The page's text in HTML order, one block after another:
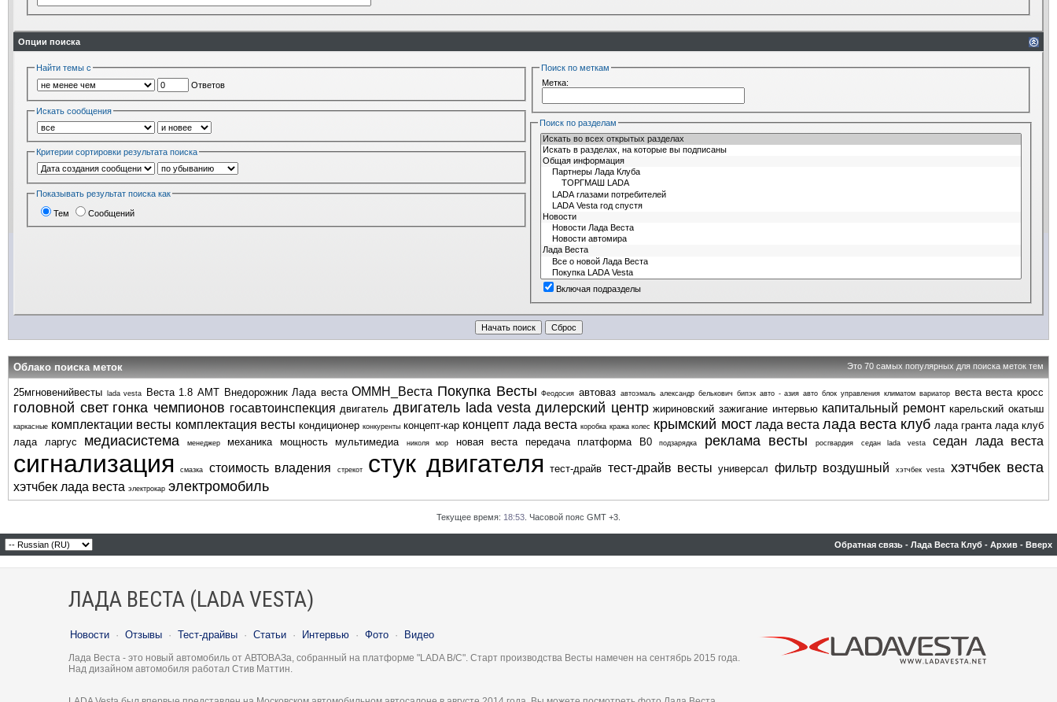
Опции поиска
Найти темы с
Ответов
Искать сообщения
Критерии сортировки результата поиска
Показывать результат поиска как
Тем Сообщений
Поиск по меткам
Метка:
Поиск по разделам
Включая подразделы
Это 70 самых популярных для поиска меток тем
Облако поиска меток
25мгновенийвесты lada vesta Веста 1.8 АМТ Внедорожник Лада веста ОММН_Веста Покупка Весты Феодосия автоваз автоэмаль александр белькович бипэк авто - азия авто блок управления климатом вариатор веста веста кросс
головной свет гонка чемпионов госавтоинспекция двигатель двигатель lada vesta дилерский центр жириновский зажигание интервью капитальный ремонт карельский окатыш
каркасные комплектации весты комплектация весты кондиционер конкуренты концепт-кар концепт лада веста коробка кража колес крымский мост лада веста лада веста клуб лада гранта лада клуб
лада ларгус
медиасистема менеджер механика мощность мультимедиа николя мор новая веста передача платформа В0 подзарядка реклама весты росгвардия седан lada vesta седан лада веста
сигнализация смазка стоимость владения стрекот стук двигателя тест-драйв тест-драйв весты универсал фильтр воздушный хэтчбек vesta хэтчбек веста
хэтчбек лада веста электрокар электромобиль
Текущее время: 18:53 . Часовой пояс GMT +3.
Обратная связь - Лада Веста Клуб - Архив - Вверх
ЛАДА ВЕСТА (LADA VESTA)
Новости · Отзывы · Тест-драйвы · Статьи · Интервью · Фото · Видео
Лада Веста - это новый автомобиль от АВТОВАЗа, собранный на платформе "LADA B/C". Старт производства Весты намечен на сентябрь 2015 года.
Над дизайном автомобиля работал Стив Маттин.